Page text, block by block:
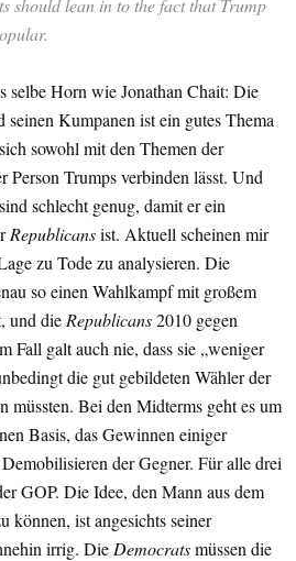
selbe Horn wie Jonathan Chait: Die
Kumpanen ist ein gutes Thema
sowohl mit den Themen der
Person Trumps verbinden lässt. Und
schlecht genug, damit er ein
Republicansist. Aktuell scheinen mir
zu Tode zu analysieren. Die
so einen Wahlkampf mit großem
und die Republicans2010 gegen
Fall galt auch nie, dass sie „weniger
die gut gebildeten Wähler der
müssten. Bei den Midterms geht es um
Basis, das Gewinnen einiger
der Gegner. Für alle drei
GOP. Die Idee, den Mann aus dem
können, ist angesichts seiner
irrig. Die Democratsmüssen die